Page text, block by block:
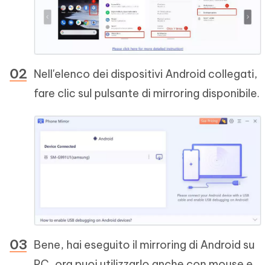
Nell'elenco dei dispositivi Android collegati,
fare clic sul pulsante di mirroring disponibile.
Bene, hai eseguito il mirroring di Android su